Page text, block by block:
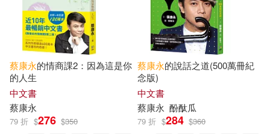
配送方式 (可複選)
可超商取貨(35)
可海外宅配(35)
可港澳店取(33)
蔡康永的情商課2：因為這是你
的人生
中文書
蔡康永
79 折 $276 $350
蔡康永的說話之道(500萬冊紀
念版)
中文書
蔡康永 酚酞瓜
79 折 $284 $360